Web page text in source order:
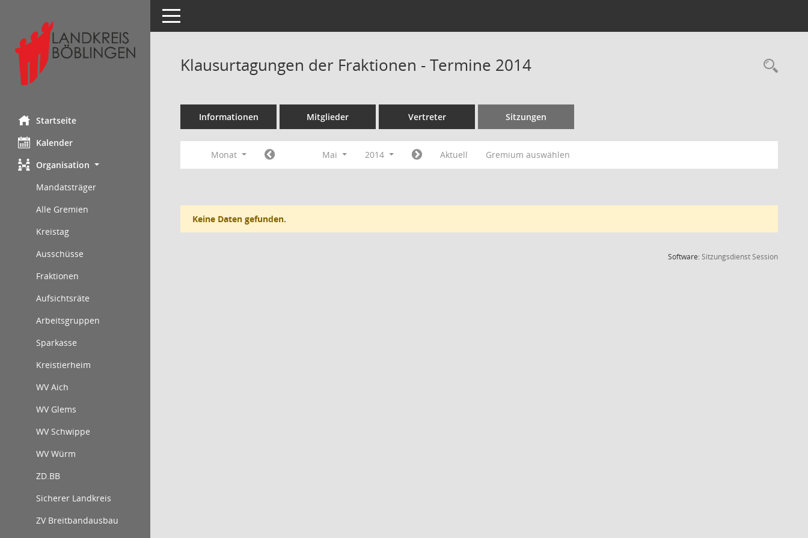
Startseite
Kalender
Organisation
Mandatsträger
Alle Gremien
Kreistag
Ausschüsse
Fraktionen
Aufsichtsräte
Arbeitsgruppen
Sparkasse
Kreistierheim
WV Aich
WV Glems
WV Schwippe
WV Würm
ZD.BB
Sicherer Landkreis
ZV Breitbandausbau
Toggle navigation
Klausurtagungen der Fraktionen - Termine 2014
Informationen Mitglieder Vertreter Sitzungen
Monat Mai 2014 Aktuell Gremium auswählen
Keine Daten gefunden.
Software:SitzungsdienstSession(Wird in